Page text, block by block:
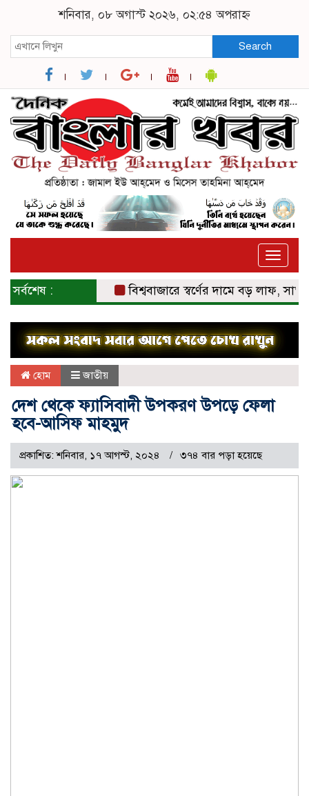
শনিবার, ০৮ অগাস্ট ২০২৬, ০২:৫৪ অপরাহ্ন
Search
Toggle
সর্বশেষ : বিশ্ববাজারে স্বর্ণের দামে বড় লাফ, সাত
হোম জাতীয়
দেশ থেকে ফ্যাসিবাদী উপকরণ উপড়ে ফেলা
হবে-আসিফ মাহমুদ
প্রকাশিত: শনিবার, ১৭ আগস্ট, ২০২৪ ৩৭৪ বার পড়া হয়েছে